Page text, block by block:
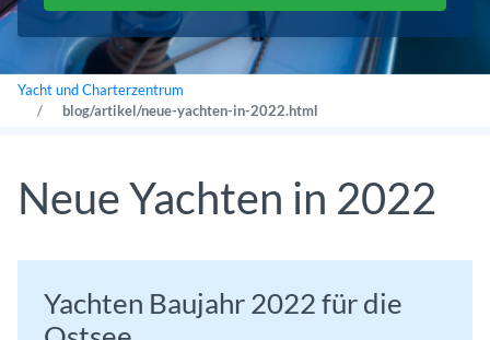
Yacht und Charterzentrum
blog/artikel/neue-yachten-in-2022.html
Neue Yachten in 2022
Yachten Baujahr 2022 für die